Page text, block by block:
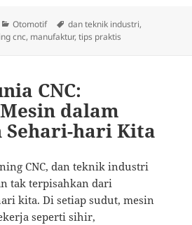
Categories
Otomotif Tags
dan teknik industri,
cnc, manufaktur,tips praktis
CNC:
dalam
Sehari-hari Kita
CNC, dan teknik industri
tak terpisahkan dari
kita. Di setiap sudut, mesin
seperti sihir,